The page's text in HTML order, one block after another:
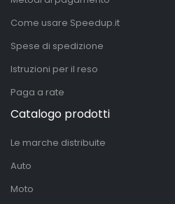
Come usare Speedup.it
Spese di spedizione
Istruzioni per il reso
Paga a rate
Catalogo prodotti
Le marche distribuite
Auto
Moto